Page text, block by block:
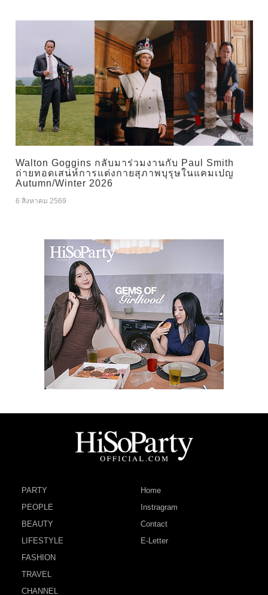
Walton Goggins กลับมาร่วมงานกับ Paul Smith
ถ่ายทอดเสน่ห์การแต่งกายสุภาพบุรุษในแคมเปญ
Autumn/Winter 2026
6 สิงหาคม 2569
PARTY
PEOPLE
BEAUTY
LIFESTYLE
FASHION
TRAVEL
CHANNEL
Home
Instragram
Contact
E-Letter